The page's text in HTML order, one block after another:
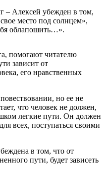
– Алексей убежден в том,
место под солнцем»,
облапошить…».
помогают читателю
зависит от
его нравственных
но ее не
что человек не должен,
легкие пути. Он должен
всех, поступаться своими
в том, что от
пути, будет зависеть